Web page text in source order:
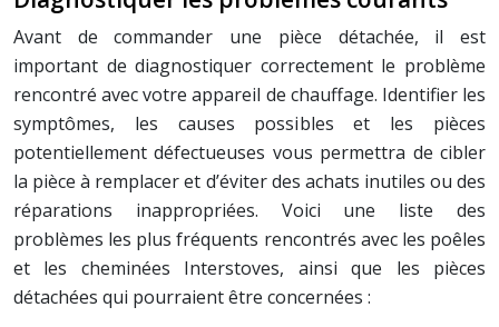
Avant de commander une pièce détachée, il est
important de diagnostiquer correctement le problème
rencontré avec votre appareil de chauffage. Identifier les
symptômes, les causes possibles et les pièces
potentiellement défectueuses vous permettra de cibler
la pièce à remplacer et d’éviter des achats inutiles ou des
réparations inappropriées. Voici une liste des
problèmes les plus fréquents rencontrés avec les poêles
et les cheminées Interstoves, ainsi que les pièces
détachées qui pourraient être concernées :